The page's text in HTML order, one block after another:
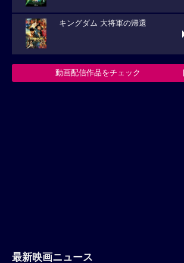
キングダム 大将軍の帰還
動画配信作品をチェック
最新映画ニュース